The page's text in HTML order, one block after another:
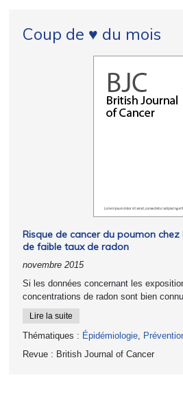
Coup de ♥ du mois
Risque de cancer du poumon
de faible taux de radon
novembre 2015
Si les données concernant les
concentrations de radon sont bien
Lire la suite
Thématiques : Épidémiologie,
Revue : British Journal of Cancer